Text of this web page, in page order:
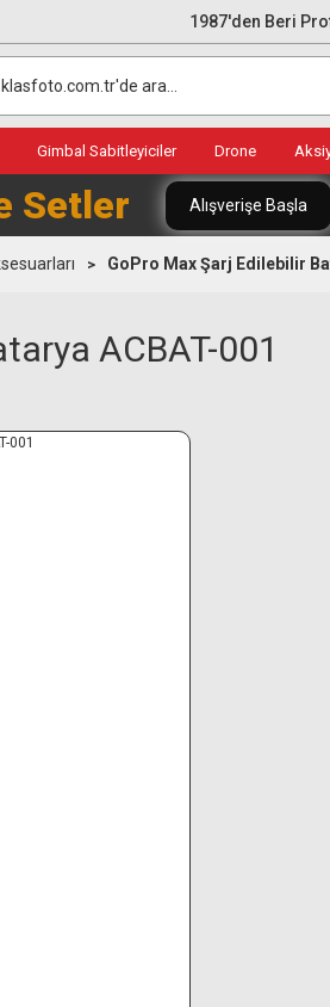
1987'den Beri
Gimbal Sabitleyiciler Drone
Setler Alışverişe Başla
GoPro Max Şarj Edilebilir
ACBAT-001